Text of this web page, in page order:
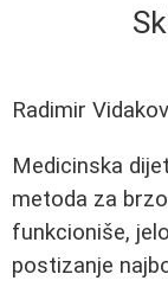
Radimir Vidakov
Medicinska
metoda za
funkcioniše,
postizanje